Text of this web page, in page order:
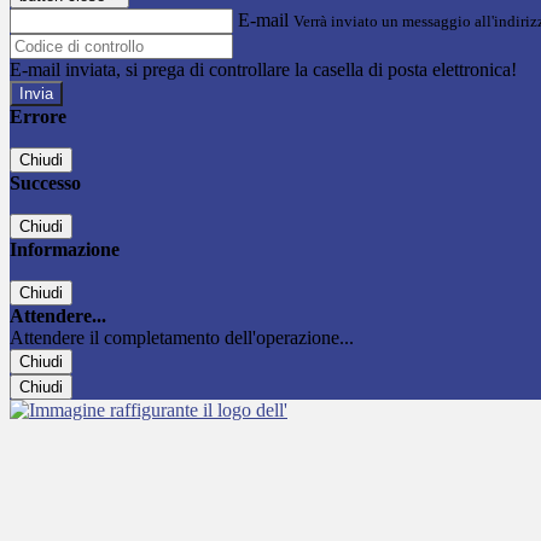
E-mail Verrà inviato un messaggio
E-mail inviata, si prega di controllare la casella di posta elettronica!
Errore
Chiudi
Successo
Chiudi
Informazione
Chiudi
Attendere...
Attendere il completamento dell'operazione...
Chiudi
Chiudi